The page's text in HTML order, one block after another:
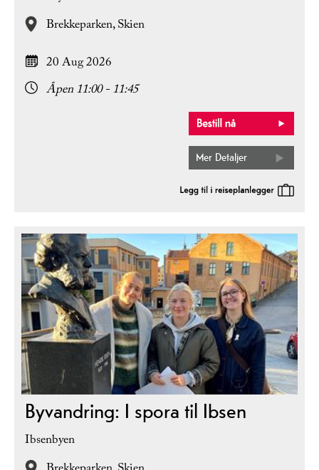
Brekkeparken,Skien
20 Aug 2026
Åpen 11:00 - 11:45
Mer Detaljer
Byvandring: I spora til Ibsen
Ibsenbyen